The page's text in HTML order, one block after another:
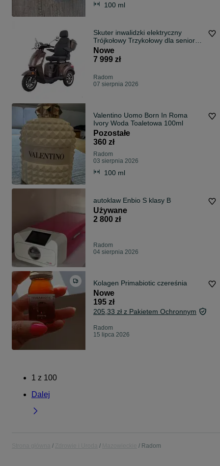
100 ml
Skuter inwalidzki elektryczny
Trójkołowy Trzykołowy dla seniora
Medilife FLY - Mobimed.com.pl
Nowe
7 999 zł
Radom
07 sierpnia 2026
Valentino Uomo Born In Roma
Ivory Woda Toaletowa 100ml
Pozostałe
360 zł
Radom
03 sierpnia 2026
100 ml
autoklaw Enbio S klasy B
Używane
2 800 zł
Radom
04 sierpnia 2026
Kolagen Primabiotic czereśnia
Nowe
195 zł
205,33 zł z Pakietem Ochronnym
Radom
15 lipca 2026
1 z 100
Dalej
Radom